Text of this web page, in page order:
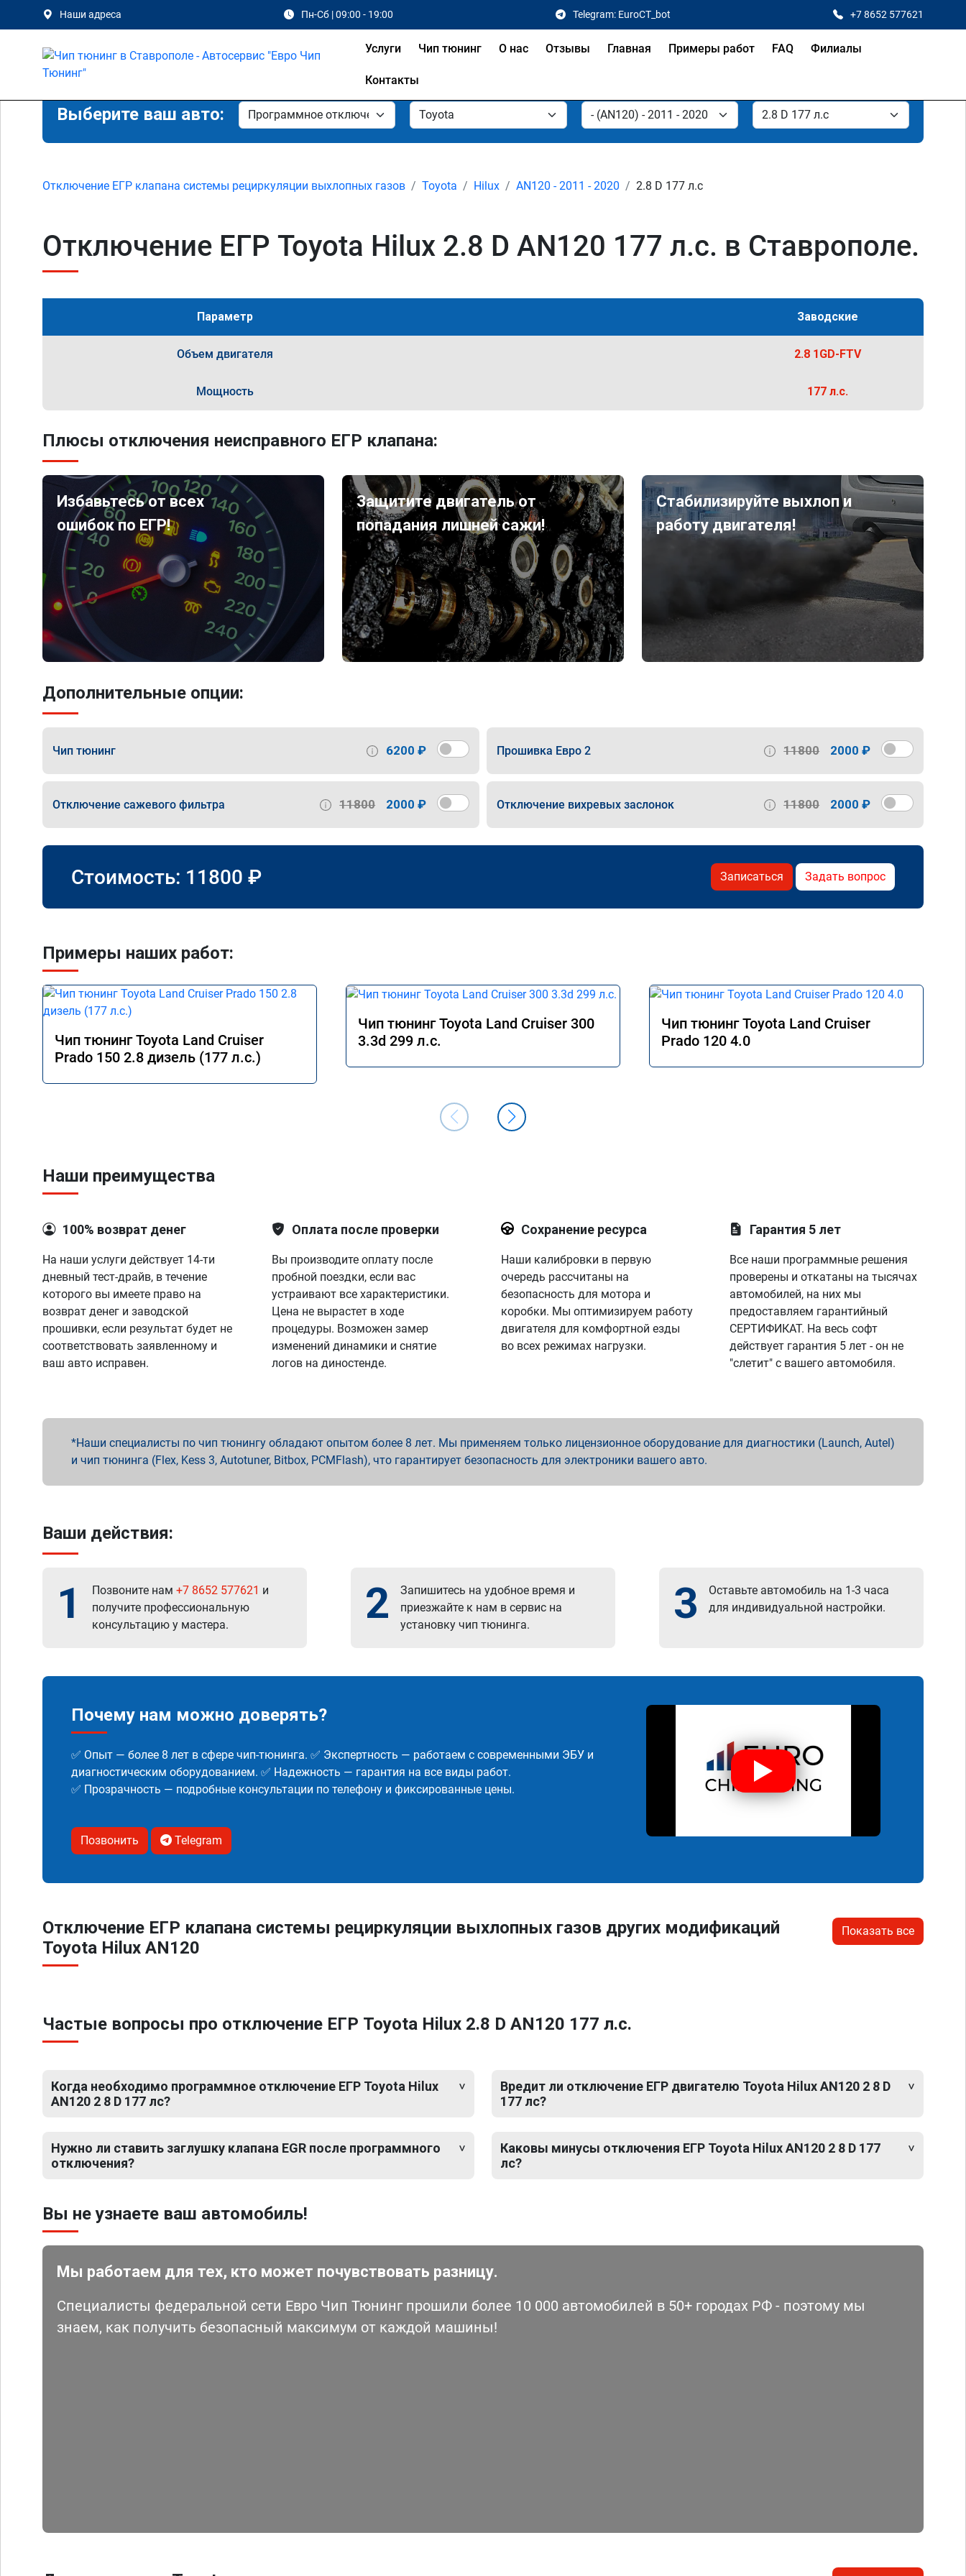
Наши адреса Пн-Сб | 09:00 - 19:00 Telegram: EuroCT_bot +7 8652 577621
Услуги Чип тюнинг О нас Отзывы Главная Примеры работ FAQ Филиалы
Контакты
Выберите ваш авто:
Отключение ЕГР клапана системы рециркуляции выхлопных газов Toyota Hilux AN120 - 2011 - 2020 2.8 D 177 л.с
Отключение ЕГР Toyota Hilux 2.8 D AN120 177 л.с. в Ставрополе.
Параметр Заводские
Объем двигателя 2.8 1GD-FTV
Мощность 177 л.с.
Плюсы отключения неисправного ЕГР клапана:
Избавьтесь от всех
ошибок по ЕГР!
Защитите двигатель от
попадания лишней сажи!
Стабилизируйте выхлоп и
работу двигателя!
Дополнительные опции:
Чип тюнинг 6200 ₽ Прошивка Евро 2 11800 2000 ₽
Отключение сажевого фильтра 11800 2000 ₽ Отключение вихревых заслонок 11800 2000 ₽
Стоимость: 11800 ₽ Записаться Задать вопрос
Примеры наших работ:
Чип тюнинг Toyota Land Cruiser
Prado 150 2.8 дизель (177 л.с.)
Чип тюнинг Toyota Land Cruiser 300
3.3d 299 л.с.
Чип тюнинг Toyota Land Cruiser
Prado 120 4.0
Наши преимущества
100% возврат денег
На наши услуги действует 14-ти
дневный тест-драйв, в течение
которого вы имеете право на
возврат денег и заводской
прошивки, если результат будет не
соответствовать заявленному и
ваш авто исправен.
Оплата после проверки
Вы производите оплату после
пробной поездки, если вас
устраивают все характеристики.
Цена не вырастет в ходе
процедуры. Возможен замер
изменений динамики и снятие
логов на диностенде.
Сохранение ресурса
Наши калибровки в первую
очередь рассчитаны на
безопасность для мотора и
коробки. Мы оптимизируем работу
двигателя для комфортной езды
во всех режимах нагрузки.
Гарантия 5 лет
Все наши программные решения
проверены и откатаны на тысячах
автомобилей, на них мы
предоставляем гарантийный
СЕРТИФИКАТ. На весь софт
действует гарантия 5 лет - он не
"слетит" с вашего автомобиля.
Наши специалисты по чип тюнингу обладают опытом более 8 лет. Мы применяем только лицензионное оборудование для диагностики (Launch, Autel)
и чип тюнинга (Flex, Kess 3, Autotuner, Bitbox, PCMFlash), что гарантирует безопасность для электроники вашего авто.
Ваши действия:
1 Позвоните нам +7 8652 577621 и
получите профессиональную
консультацию у мастера.
2
Запишитесь на удобное время и
приезжайте к нам в сервис на
установку чип тюнинга.
3
Оставьте автомобиль на 1-3 часа
для индивидуальной настройки.
Почему нам можно доверять?
✅ Опыт — более 8 лет в сфере чип-тюнинга. ✅ Экспертность — работаем с современными ЭБУ и
диагностическим оборудованием. ✅ Надежность — гарантия на все виды работ.
✅ Прозрачность — подробные консультации по телефону и фиксированные цены.
Позвонить Telegram
Отключение ЕГР клапана системы рециркуляции выхлопных газов других модификаций
Toyota Hilux AN120
Показать все
Частые вопросы про отключение ЕГР Toyota Hilux 2.8 D AN120 177 л.с.
Когда необходимо программное отключение ЕГР Toyota Hilux
AN120 2 8 D 177 лс?
Нужно ли ставить заглушку клапана EGR после программного
отключения?
Вредит ли отключение ЕГР двигателю Toyota Hilux AN120 2 8 D
177 лс?
Каковы минусы отключения ЕГР Toyota Hilux AN120 2 8 D 177
лс?
Вы не узнаете ваш автомобиль!
Мы работаем для тех, кто может почувствовать разницу.
Специалисты федеральной сети Евро Чип Тюнинг прошили более 10 000 автомобилей в 50+ городах РФ - поэтому мы
знаем, как получить безопасный максимум от каждой машины!